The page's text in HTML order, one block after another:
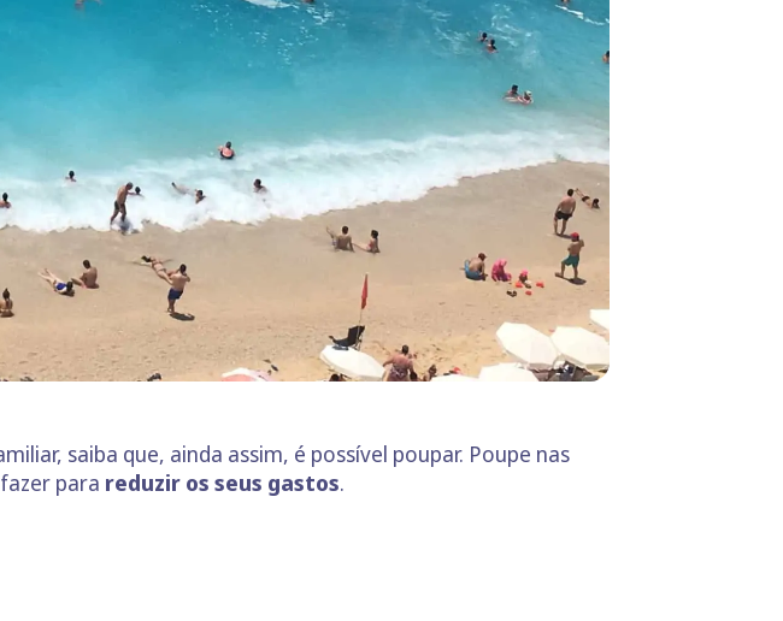
saiba que, ainda assim, é possível poupar. Poupe nas
para reduzir os seus gastos.